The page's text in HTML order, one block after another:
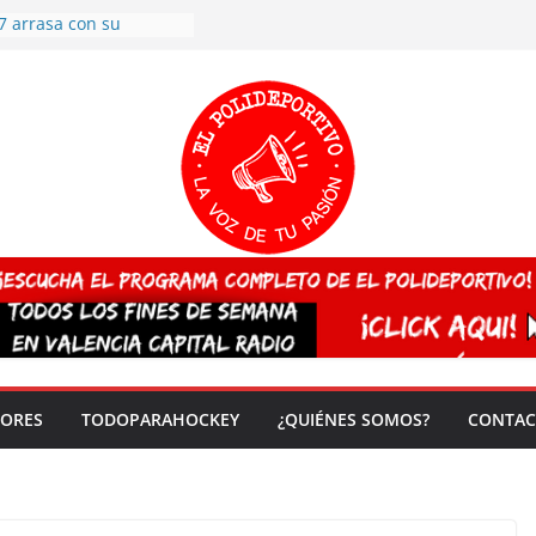
arrasa con su
España sub20
del mundo
vez!
TODOPARAHOCKEY ¿QUIÉNES SOMOS?